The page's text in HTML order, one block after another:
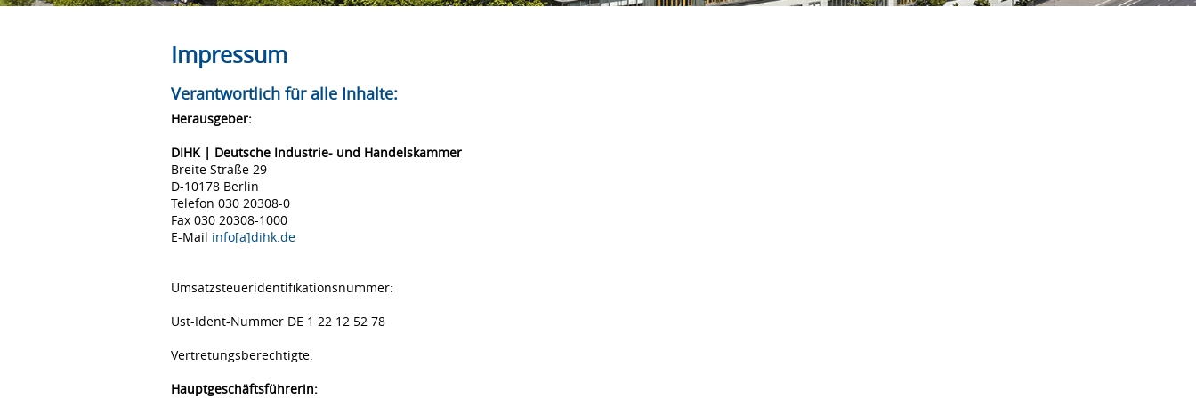
Impressum
Verantwortlich für alle Inhalte:
Herausgeber:
DIHK | Deutsche Industrie- und Handelskammer
Breite Straße 29
D-10178 Berlin
Telefon 030 20308-0
Fax 030 20308-1000
E-Mail info[a]dihk.de
Umsatzsteueridentifikationsnummer:
Ust-Ident-Nummer DE 1 22 12 52 78
Vertretungsberechtigte:
Hauptgeschäftsführerin: